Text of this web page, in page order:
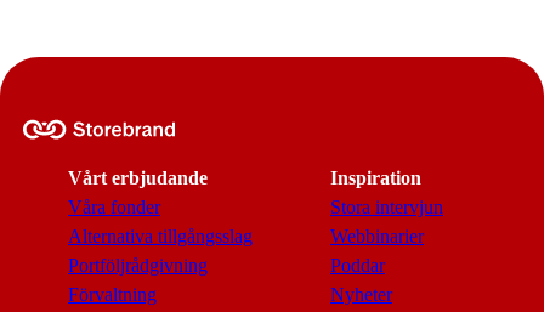
Vårt erbjudande
Våra fonder
Alternativa tillgångsslag
Portföljrådgivning
Förvaltning
Inspiration
Stora intervjun
Webbinarier
Poddar
Nyheter